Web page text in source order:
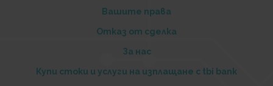
Вашите права
Отказ от сделка
За нас
Купи стоки и услуги на изплащане с tbi bank